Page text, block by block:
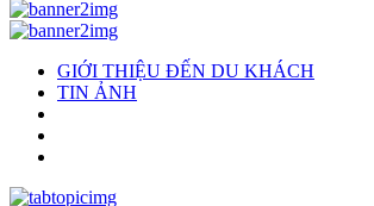
GIỚI THIỆU ĐẾN DU KHÁCH
TIN ẢNH